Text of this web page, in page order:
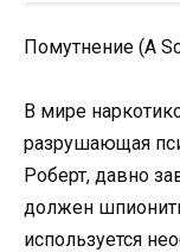
Помутнение (A
В мире
разрушающая
Роберт, давно
должен
используется